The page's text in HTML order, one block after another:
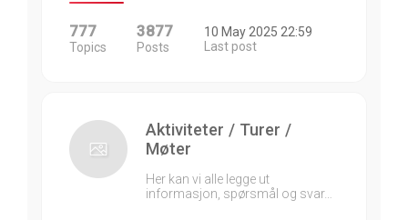
777
Topics
3877
Posts
10 May 2025 22:59
Last post
Aktiviteter / Turer /
Møter
Her kan vi alle legge ut
informasjon, spørsmål og svar…